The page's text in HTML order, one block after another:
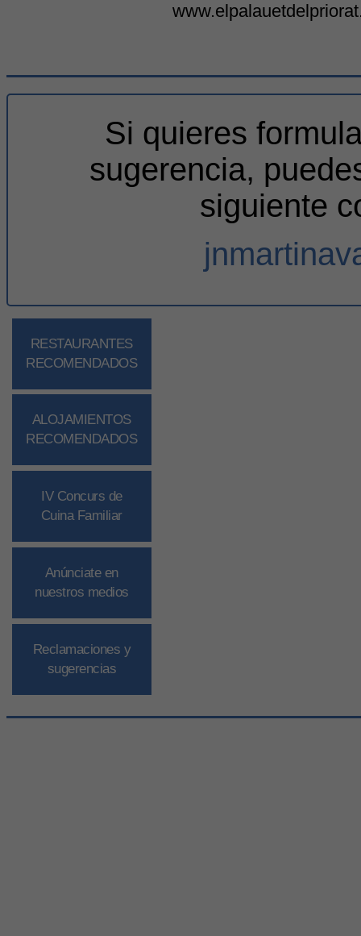
Si quieres
sugerencia,
siguiente
RESTAURANTES
RECOMENDADOS
ALOJAMIENTOS
RECOMENDADOS
IV Concurs de
Cuina Familiar
Anúnciate en
nuestros medios
Reclamaciones y
sugerencias